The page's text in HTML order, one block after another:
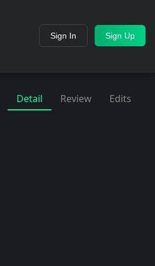
Sign In Sign Up
Detail Review Edits